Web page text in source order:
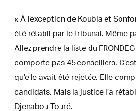
« À l’exception de Koubia et
été rétabli par le tribunal. Même
Allez prendre la liste du
comporte pas 45 conseillers.
qu’elle avait été rejetée. Elle
candidats. Mais la justice l’a
Djenabou Touré.